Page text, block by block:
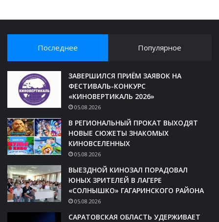
Последнее Популярное
ЗАВЕРШИЛСЯ ПРИЁМ ЗАЯВОК НА
ФЕСТИВАЛЬ-КОНКУРС
«КИНОВЕРТИКАЛЬ 2026»
05.08.2026
В РЕГИОНАЛЬНЫЙ ПРОКАТ ВЫХОДЯТ
НОВЫЕ СЮЖЕТЫ ЗНАКОМЫХ
КИНОВСЕЛЕННЫХ
05.08.2026
ВЫЕЗДНОЙ КИНОЗАЛ ПОРАДОВАЛ
ЮНЫХ ЗРИТЕЛЕЙ В ЛАГЕРЕ
«СОЛНЫШКО» ГАГАРИНСКОГО РАЙОНА
05.08.2026
САРАТОВСКАЯ ОБЛАСТЬ УДЕРЖИВАЕТ